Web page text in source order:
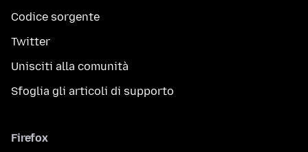
Codice sorgente
Twitter
Unisciti alla comunità
Sfoglia gli articoli di supporto
Firefox